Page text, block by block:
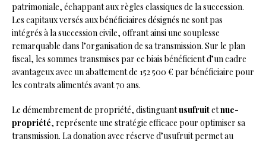
patrimoniale, échappant aux règles classiques de la succession.
Les capitaux versés aux bénéficiaires désignés ne sont pas
intégrés à la succession civile, offrant ainsi une souplesse
remarquable dans l’organisation de sa transmission. Sur le plan
fiscal, les sommes transmises par ce biais bénéficient d’un cadre
avantageux avec un abattement de 152 500 € par bénéficiaire pour
les contrats alimentés avant 70 ans.
Le démembrement de propriété, distinguantusufruitetnue-
propriété, représente une stratégie efficace pour optimiser sa
transmission. La donation avec réserve d’usufruit permet au